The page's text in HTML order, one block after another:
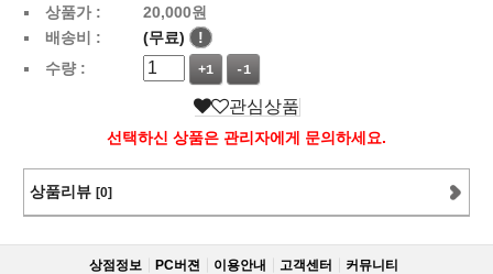
상품가 : 20,000원
배송비 :
(무료)
!
수량 :
+1 -1
관심상품
선택하신 상품은 관리자에게 문의하세요.
상품리뷰 [0]
상점정보 PC버젼 이용안내 고객센터 커뮤니티